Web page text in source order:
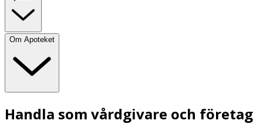
Om Apoteket
Handla som vårdgivare och företag